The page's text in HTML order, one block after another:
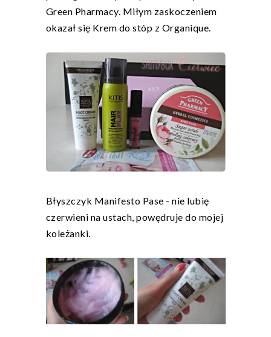
Green Pharmacy. Miłym zaskoczeniem
okazał się Krem do stóp z Organique.
Błyszczyk Manifesto Pase - nie lubię
czerwieni na ustach, powędruje do mojej
koleżanki.